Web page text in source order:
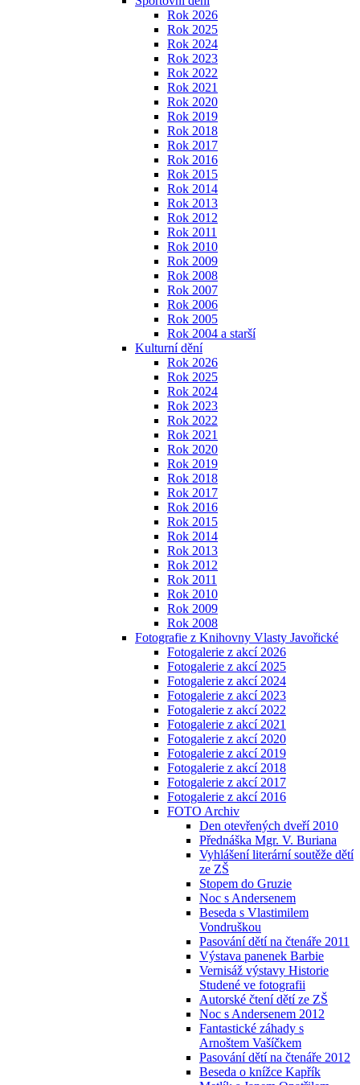
Rok 2026
Rok 2025
Rok 2024
Rok 2023
Rok 2022
Rok 2021
Rok 2020
Rok 2019
Rok 2018
Rok 2017
Rok 2016
Rok 2015
Rok 2014
Rok 2013
Rok 2012
Rok 2011
Rok 2010
Rok 2009
Rok 2008
Rok 2007
Rok 2006
Rok 2005
Rok 2004 a starší
Kulturní dění
Rok 2026
Rok 2025
Rok 2024
Rok 2023
Rok 2022
Rok 2021
Rok 2020
Rok 2019
Rok 2018
Rok 2017
Rok 2016
Rok 2015
Rok 2014
Rok 2013
Rok 2012
Rok 2011
Rok 2010
Rok 2009
Rok 2008
Fotografie z Knihovny Vlasty Javořické
Fotogalerie z akcí 2026
Fotogalerie z akcí 2025
Fotogalerie z akcí 2024
Fotogalerie z akcí 2023
Fotogalerie z akcí 2022
Fotogalerie z akcí 2021
Fotogalerie z akcí 2020
Fotogalerie z akcí 2019
Fotogalerie z akcí 2018
Fotogalerie z akcí 2017
Fotogalerie z akcí 2016
FOTO Archiv
Den otevřených dveří 2010
Přednáška Mgr. V. Buriana
Vyhlášení literární soutěže dětí
ze ZŠ
Stopem do Gruzie
Noc s Andersenem
Beseda s Vlastimilem
Vondruškou
Pasování dětí na čtenáře 2011
Výstava panenek Barbie
Vernisáž výstavy Historie
Studené ve fotografii
Autorské čtení dětí ze ZŠ
Noc s Andersenem 2012
Fantastické záhady s
Arnoštem Vašíčkem
Pasování dětí na čtenáře 2012
Beseda o knížce Kapřík